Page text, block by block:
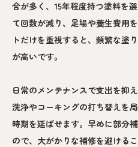
合が多く、15年程度持つ塗料を
て回数が減り、足場や養生費用
トだけを重視すると、頻繁な塗
が高いです。
日常のメンテナンスで支出を抑
洗浄やコーキングの打ち替えを
時期を延ばせます。早めに部分
ので、大がかりな補修を避ける